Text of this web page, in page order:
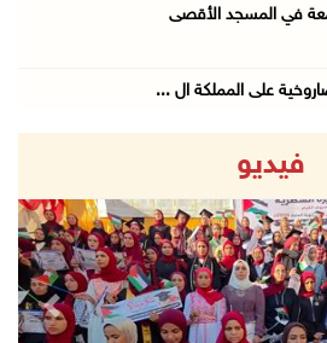
على المملكة ال ...
استفزازية في عدة مناطق ...
يحذر من نهج إسرائيل ...
للمياه في خلايل اللوز ...
فيديو